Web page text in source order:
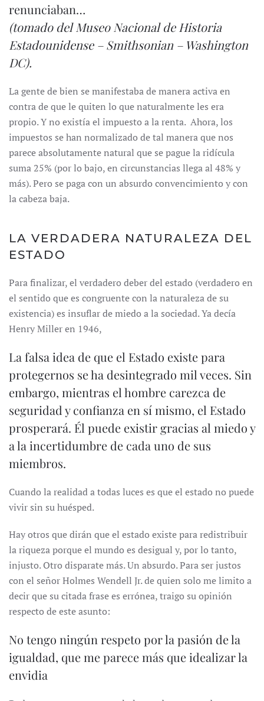
renunciaban…
(tomado del Museo Nacional de Historia
Estadounidense – Smithsonian – Washington
DC).
La gente de bien se manifestaba de manera activa en
contra de que le quiten lo que naturalmente les era
propio. Y no existía el impuesto a la renta. Ahora, los
impuestos se han normalizado de tal manera que nos
parece absolutamente natural que se pague la ridícula
suma 25% (por lo bajo, en circunstancias llega al 48% y
más). Pero se paga con un absurdo convencimiento y con
la cabeza baja.
LA VERDADERA NATURALEZA DEL
ESTADO
Para finalizar, el verdadero deber del estado (verdadero en
el sentido que es congruente con la naturaleza de su
existencia) es insuflar de miedo a la sociedad. Ya decía
Henry Miller en 1946,
La falsa idea de que el Estado existe para
protegernos se ha desintegrado mil veces. Sin
embargo, mientras el hombre carezca de
seguridad y confianza en sí mismo, el Estado
prosperará. Él puede existir gracias al miedo y
a la incertidumbre de cada uno de sus
miembros.
Cuando la realidad a todas luces es que el estado no puede
vivir sin su huésped.
Hay otros que dirán que el estado existe para redistribuir
la riqueza porque el mundo es desigual y, por lo tanto,
injusto. Otro disparate más. Un absurdo. Para ser justos
con el señor Holmes Wendell Jr. de quien solo me limito a
decir que su citada frase es errónea, traigo su opinión
respecto de este asunto:
No tengo ningún respeto por la pasión de la
igualdad, que me parece más que idealizar la
envidia